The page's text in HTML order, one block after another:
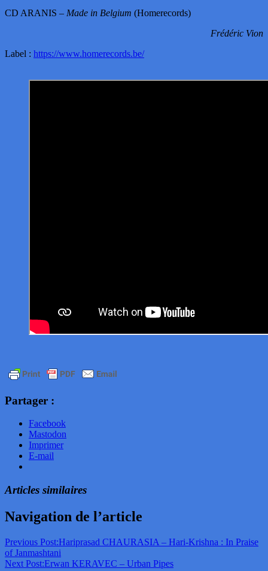
CD ARANIS – Made in Belgium (Homerecords)
Frédéric Vion
Label : https://www.homerecords.be/
Partager :
Facebook
Mastodon
Imprimer
E-mail
Articles similaires
Navigation de l’article
Previous Post:Hariprasad CHAURASIA – Hari-Krishna : In Praise
of Janmashtani
Next Post:Erwan KERAVEC – Urban Pipes